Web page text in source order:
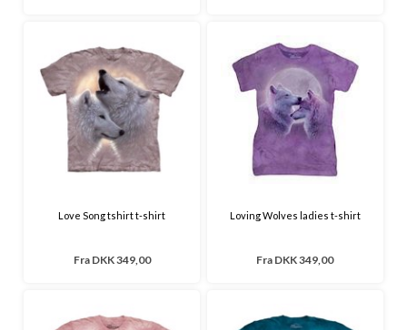
Love Song tshirt t-shirt
Fra DKK 349,00
Loving Wolves ladies t-shirt
Fra DKK 349,00